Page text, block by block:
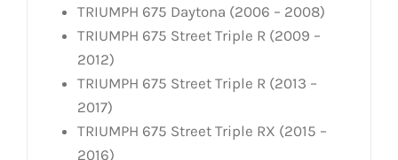
TRIUMPH 675 Daytona (2006 – 2008)
TRIUMPH 675 Street Triple R (2009 –
2012)
TRIUMPH 675 Street Triple R (2013 –
2017)
TRIUMPH 675 Street Triple RX (2015 –
2016)